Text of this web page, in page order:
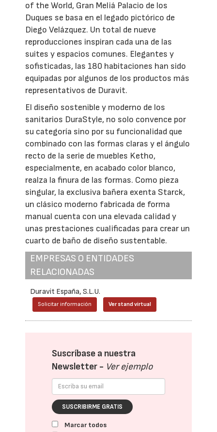
of the World, Gran Meliá Palacio de los
Duques se basa en el legado pictórico de
Diego Velázquez. Un total de nueve
reproducciones inspiran cada una de las
suites y espacios comunes. Elegantes y
sofisticadas, las 180 habitaciones han sido
equipadas por algunos de los productos más
representativos de Duravit.
El diseño sostenible y moderno de los
sanitarios DuraStyle, no solo convence por
su categoría sino por su funcionalidad que
combinado con las formas claras y el ángulo
recto de la serie de muebles Ketho,
especialmente, en acabado color blanco,
realza la finura de las formas. Como pieza
singular, la exclusiva bañera exenta Starck,
un clásico moderno fabricada de forma
manual cuenta con una elevada calidad y
unas prestaciones cualificadas para crear un
cuarto de baño de diseño sustentable.
EMPRESAS O ENTIDADES
RELACIONADAS
Duravit España, S.L.U.
Solicitar información Ver stand virtual
Suscríbase a nuestra
Newsletter - Ver ejemplo
SUSCRIBIRME GRATIS
Marcar todos